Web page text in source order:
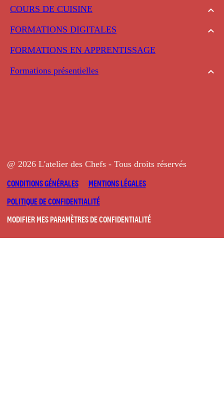
COURS DE CUISINE
FORMATIONS DIGITALES
FORMATIONS EN APPRENTISSAGE
Formations présentielles
@ 2026 L'atelier des Chefs - Tous droits réservés
CONDITIONS GÉNÉRALES
MENTIONS LÉGALES
POLITIQUE DE CONFIDENTIALITÉ
MODIFIER MES PARAMÈTRES DE CONFIDENTIALITÉ